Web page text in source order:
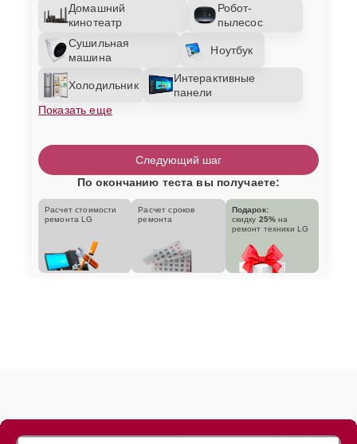
Домашний
кинотеатр
Робот-
пылесос
Сушильная
машина
Ноутбук
Холодильник
Интерактивные
панели
Показать еще
Следующий шаг
По окончанию теста вы получаете:
Расчет стоимости
ремонта LG
Расчет сроков
ремонта
Подарок:
скидку 25% на
ремонт техники LG